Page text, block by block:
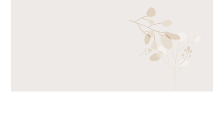
ÄTHERISCHE ÖLE AUS ZIMT, ROSMARIN